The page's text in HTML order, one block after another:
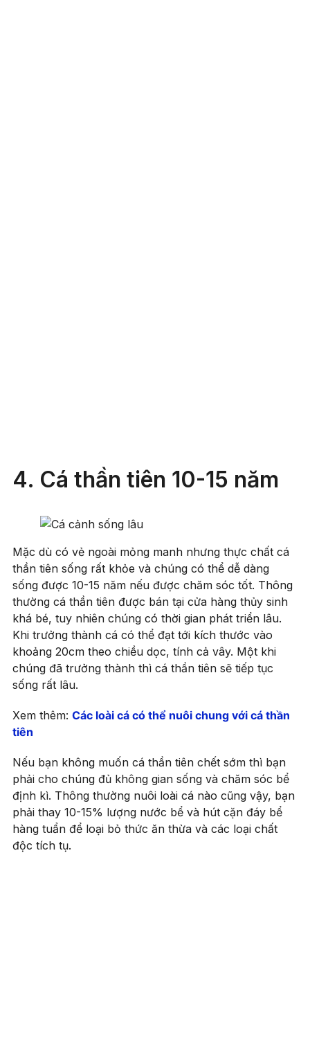
4. Cá thần tiên 10-15 năm
Mặc dù có vẻ ngoài mỏng manh nhưng thực chất cá
thần tiên sống rất khỏe và chúng có thể dễ dàng
sống được 10-15 năm nếu được chăm sóc tốt. Thông
thường cá thần tiên được bán tại cửa hàng thủy sinh
khá bé, tuy nhiên chúng có thời gian phát triển lâu.
Khi trưởng thành cá có thể đạt tới kích thước vào
khoảng 20cm theo chiều dọc, tính cả vây. Một khi
chúng đã trưởng thành thì cá thần tiên sẽ tiếp tục
sống rất lâu.
Xem thêm: Các loài cá có thể nuôi chung với cá thần
tiên
Nếu bạn không muốn cá thần tiên chết sớm thì bạn
phải cho chúng đủ không gian sống và chăm sóc bể
định kì. Thông thường nuôi loài cá nào cũng vậy, bạn
phải thay 10-15% lượng nước bể và hút cặn đáy bể
hàng tuẩn để loại bỏ thức ăn thừa và các loại chất
độc tích tụ.